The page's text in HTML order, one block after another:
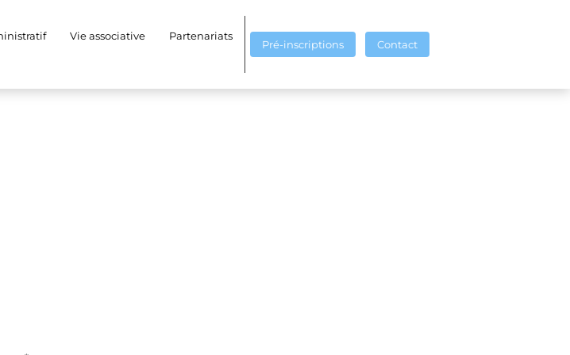
Vie associative Partenariats
Pré-inscriptions Contact